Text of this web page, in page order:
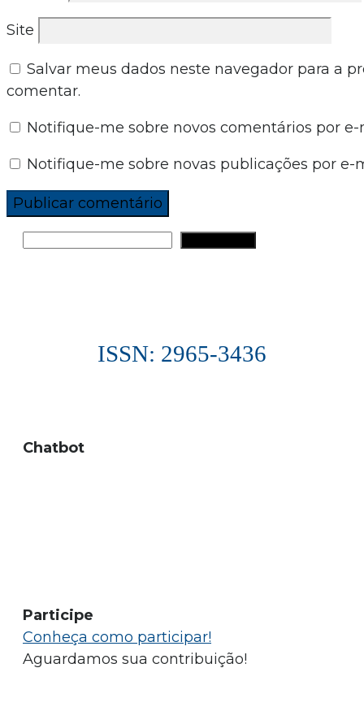
Site
Salvar meus dados neste navegador para a
comentar.
Notifique-me sobre novos comentários por e-
Notifique-me sobre novas publicações por e-
ISSN: 2965-3436
Chatbot
Participe
Conheça como participar!
Aguardamos sua contribuição!